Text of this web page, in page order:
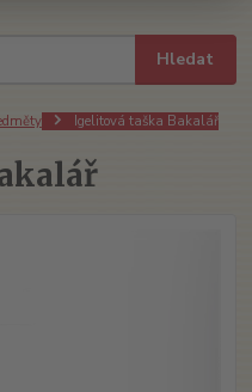
Hledat
Igelitová taška Bakalář